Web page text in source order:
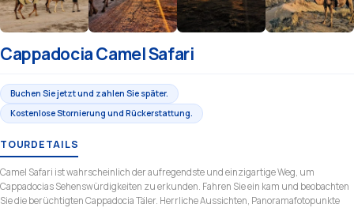
Cappadocia Camel Safari
Buchen Sie jetzt und zahlen Sie später.
Kostenlose Stornierung und Rückerstattung.
TOURDETAILS
Camel Safari ist wahrscheinlich der aufregendste und einzigartige Weg, um
Cappadocias Sehenswürdigkeiten zu erkunden. Fahren Sie ein kam und beobachten
Sie die berüchtigten Cappadocia Täler. Herrliche Aussichten, Panoramafotopunkte